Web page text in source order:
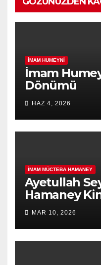
İMAM HUMEYNI
İmam
Dönümü
HAZ 4, 2026
İMAM MÜCTEBA HAMANEY
Ayetullah
Hamaney
MAR 10, 2026